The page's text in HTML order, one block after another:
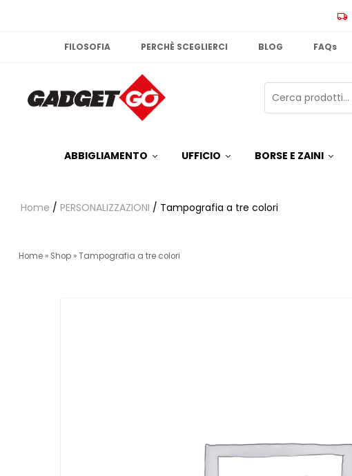
FILOSOFIA PERCHÈ SCEGLIERCI BLOG FAQs
ABBIGLIAMENTO UFFICIO BORSE E ZAINI
Home / PERSONALIZZAZIONI / Tampografia a tre colori
Home » Shop »Tampografia a tre colori